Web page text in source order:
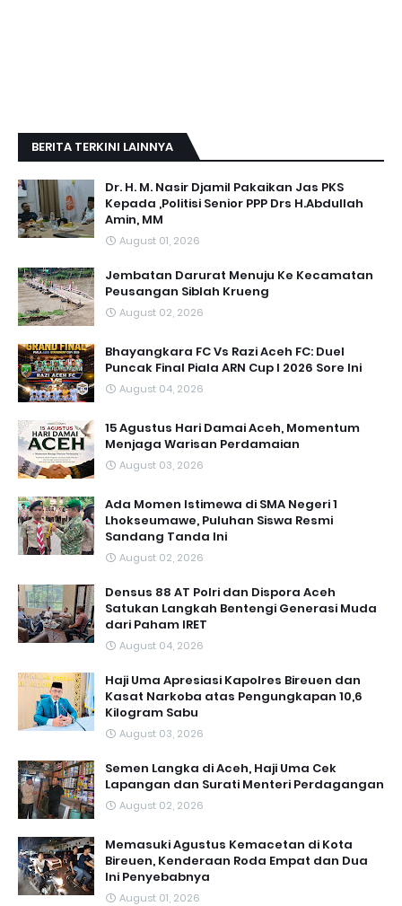
BERITA TERKINI LAINNYA
Dr. H. M. Nasir Djamil Pakaikan Jas PKS
Kepada ,Politisi Senior PPP Drs H.Abdullah
Amin, MM
August 01, 2026
Jembatan Darurat Menuju Ke Kecamatan
Peusangan Siblah Krueng
August 02, 2026
Bhayangkara FC Vs Razi Aceh FC: Duel
Puncak Final Piala ARN Cup I 2026 Sore Ini
August 04, 2026
15 Agustus Hari Damai Aceh, Momentum
Menjaga Warisan Perdamaian
August 03, 2026
Ada Momen Istimewa di SMA Negeri 1
Lhokseumawe, Puluhan Siswa Resmi
Sandang Tanda Ini
August 02, 2026
Densus 88 AT Polri dan Dispora Aceh
Satukan Langkah Bentengi Generasi Muda
dari Paham IRET
August 04, 2026
Haji Uma Apresiasi Kapolres Bireuen dan
Kasat Narkoba atas Pengungkapan 10,6
Kilogram Sabu
August 03, 2026
Semen Langka di Aceh, Haji Uma Cek
Lapangan dan Surati Menteri Perdagangan
August 02, 2026
Memasuki Agustus Kemacetan di Kota
Bireuen, Kenderaan Roda Empat dan Dua
Ini Penyebabnya
August 01, 2026